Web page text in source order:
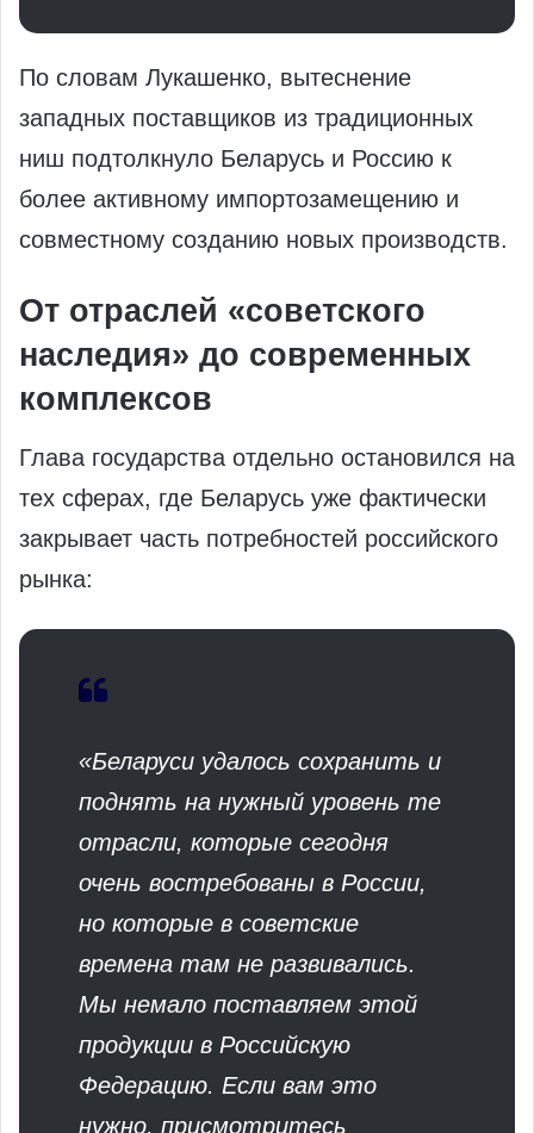
По словам Лукашенко, вытеснение
западных поставщиков из традиционных
ниш подтолкнуло Беларусь и Россию к
более активному импортозамещению и
совместному созданию новых производств.
От отраслей «советского
наследия» до современных
комплексов
Глава государства отдельно остановился на
тех сферах, где Беларусь уже фактически
закрывает часть потребностей российского
рынка:
«Беларуси удалось сохранить и
поднять на нужный уровень те
отрасли, которые сегодня
очень востребованы в России,
но которые в советские
времена там не развивались.
Мы немало поставляем этой
продукции в Российскую
Федерацию. Если вам это
нужно, присмотритесь